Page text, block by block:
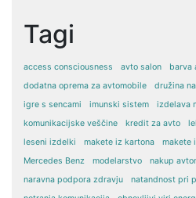
Tagi
access consciousness avto salon barva
dodatna oprema za avtomobile
družina
igre s sencami
imunski sistem izdelava
komunikacijske veščine
kredit za avto
leseni izdelki
makete iz kartona makete
Mercedes Benz
modelarstvo
nakup
naravna podpora zdravju
natandnost pri